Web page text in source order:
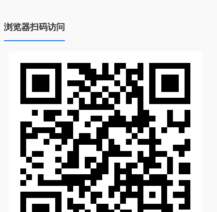
浏览器扫码访问